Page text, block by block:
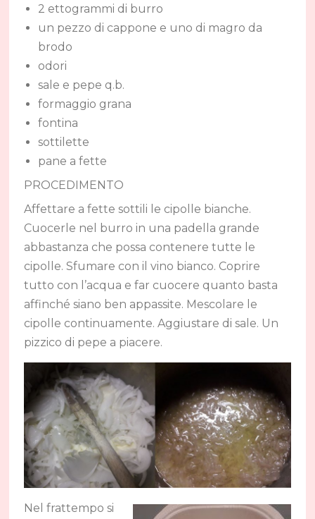
2 ettogrammi di burro
un pezzo di cappone e uno di magro da
brodo
odori
sale e pepe q.b.
formaggio grana
fontina
sottilette
pane a fette
PROCEDIMENTO
Affettare a fette sottili le cipolle bianche.
Cuocerle nel burro in una padella grande
abbastanza che possa contenere tutte le
cipolle. Sfumare con il vino bianco. Coprire
tutto con l’acqua e far cuocere quanto basta
affinché siano ben appassite. Mescolare le
cipolle continuamente. Aggiustare di sale. Un
pizzico di pepe a piacere.
Nel frattempo si